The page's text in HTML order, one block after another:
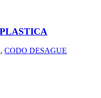
, CODO DESAGUE